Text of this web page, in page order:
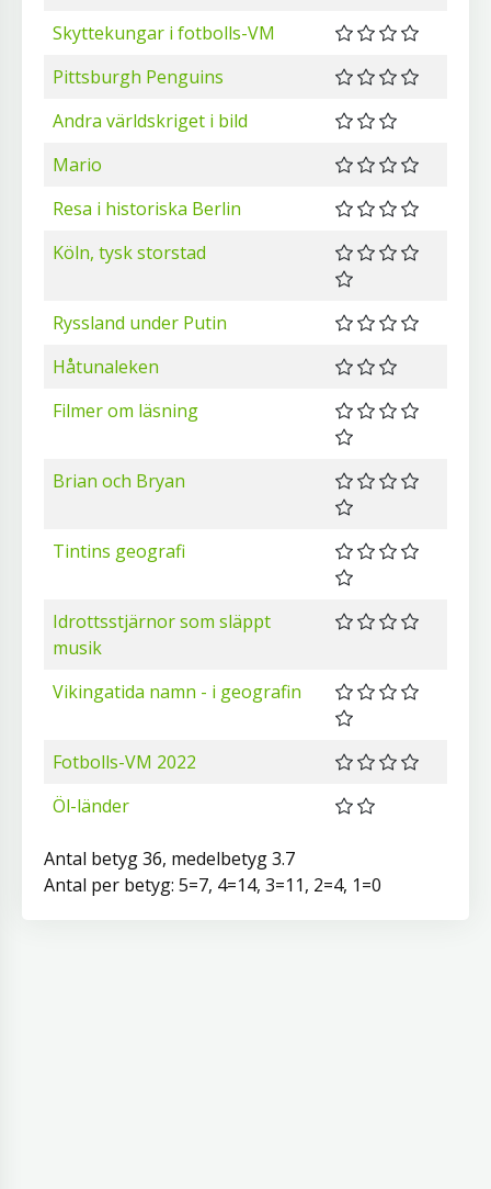
Skyttekungar i fotbolls-VM
Pittsburgh Penguins
Andra världskriget i bild
Mario
Resa i historiska Berlin
Köln, tysk storstad
Ryssland under Putin
Håtunaleken
Filmer om läsning
Brian och Bryan
Tintins geografi
Idrottsstjärnor som släppt
musik
Vikingatida namn - i geografin
Fotbolls-VM 2022
Öl-länder
Antal betyg 36, medelbetyg 3.7
Antal per betyg: 5=7, 4=14, 3=11, 2=4, 1=0